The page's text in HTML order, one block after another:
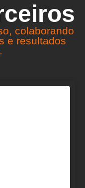
colaborando
e resultados